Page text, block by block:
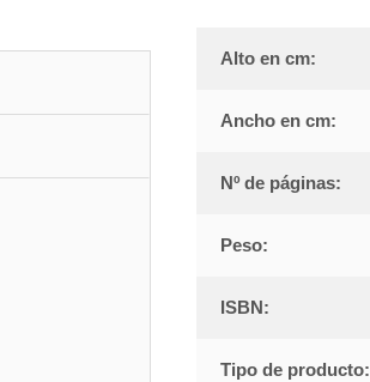
Alto en cm:
Ancho en cm:
Nº de páginas:
Peso:
ISBN:
Tipo de producto: